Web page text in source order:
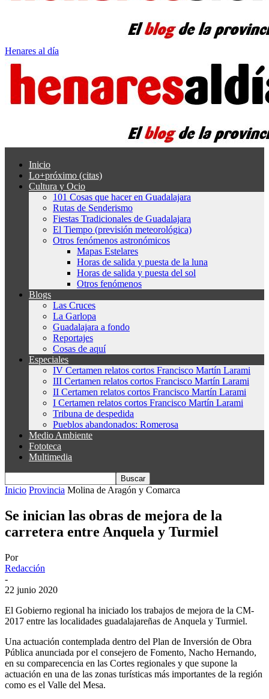
Henares al día
Inicio
Lo+próximo (citas)
Cultura y Ocio
101 Cosas que hacer en Guadalajara
Rutas de Senderismo
Fiestas Tradicionales de Guadalajara
El Tiempo (previsión meteorológica)
Otros fenómenos astronómicos
Mapas Estelares
Horas de salida y puesta de la luna
Horas de salida y puesta del sol
Otros fenómenos
Blogs
Las Cruces
La Garlopa
Guadalajara a fondo
Reportajes
Cosas de aquí
Especiales
IV Certamen relatos cortos Francisco Martín Larami
III Certamen relatos cortos Francisco Martín Larami
II Certamen relatos cortos Francisco Martín Larami
I Certamen relatos cortos Francisco Martín Larami
Tribuna de despedida
Pueblos abandonados: Romerosa
Medio Ambiente
Fototeca
Multimedia
Inicio Provincia Molina de Aragón y Comarca
Se inician las obras de mejora de la
carretera entre Anquela y Turmiel
Por
Redacción
-
22 junio 2020
El Gobierno regional ha iniciado los trabajos de mejora de la CM-
2017 entre las localidades guadalajareñas de Anquela y Turmiel.
Una actuación contemplada dentro del Plan de Inversión de Obra
Pública anunciada por el consejero de Fomento, Nacho Hernando,
en su comparecencia en las Cortes regionales y que supone la
actuación en una de las zonas turísticas más importantes de la región
como es el Valle del Mesa.